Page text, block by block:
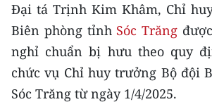
CHƯƠNG TRÌNH OCOP - MỖI XÃ
MỘT SẢN PHẨM
Đại tá Trịnh Kim Khâm, Chỉ
Biên phòng tỉnh Sóc Trăng
nghỉ chuẩn bị hưu theo quy
chức vụ Chỉ huy trưởng Bộ đội
Sóc Trăng từ ngày 1/4/2025.